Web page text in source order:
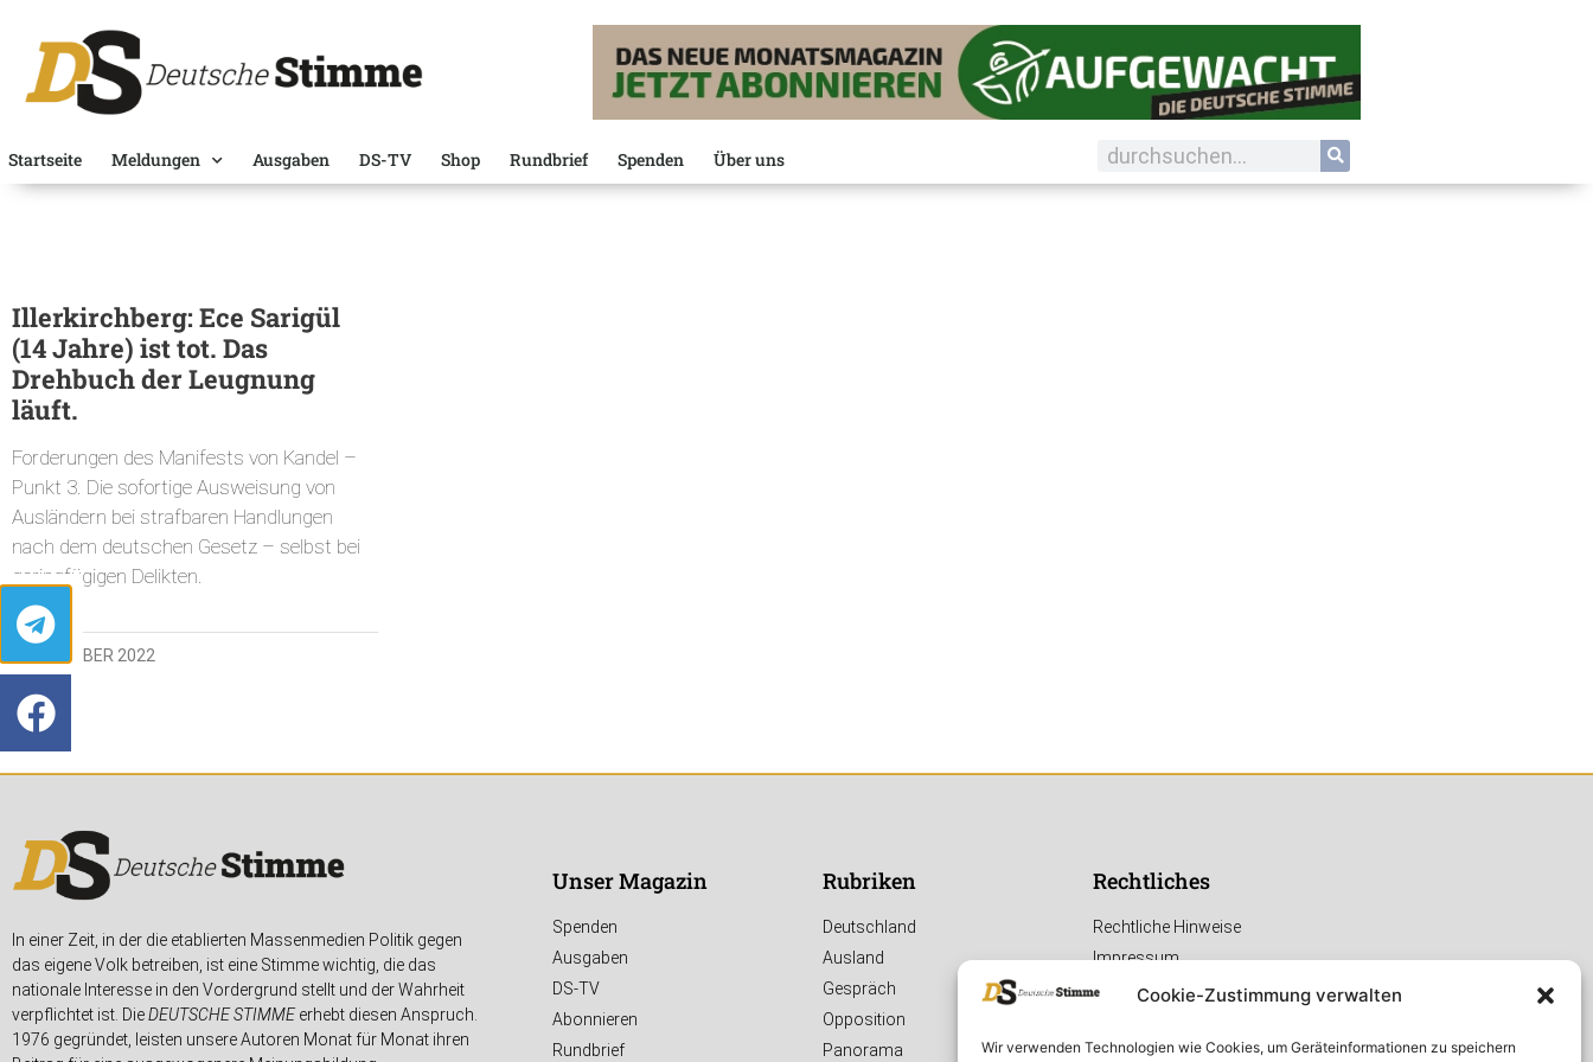
Cookie-Zustimmung verwalten
Wir verwenden Technologien wie Cookies, um Geräteinformationen zu speichern
Startseite Meldungen Ausgaben DS-TV Shop Rundbrief Spenden Über uns
Illerkirchberg: Ece Sarigül
(14 Jahre) ist tot. Das
Drehbuch der Leugnung
läuft.
Forderungen des Manifests von Kandel –
Punkt 3. Die sofortige Ausweisung von
Ausländern bei strafbaren Handlungen
nach dem deutschen Gesetz – selbst bei
geringfügigen Delikten.
7. DEZEMBER 2022
In einer Zeit, in der die etablierten Massenmedien Politik gegen
das eigene Volk betreiben, ist eine Stimme wichtig, die das
nationale Interesse in den Vordergrund stellt und der Wahrheit
verpflichtet ist. DieDEUTSCHE STIMMEerhebt diesen Anspruch.
1976 gegründet, leisten unsere Autoren Monat für Monat ihren
Unser Magazin
Spenden
Ausgaben
DS-TV
Abonnieren
Rundbrief
Rubriken
Deutschland
Ausland
Gespräch
Opposition
Panorama
Rechtliches
Rechtliche Hinweise
Impressum
Datenschutzerklärung